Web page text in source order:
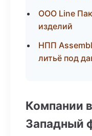
ООО Line
изделий
НПП
литьё под
Компании
Западный